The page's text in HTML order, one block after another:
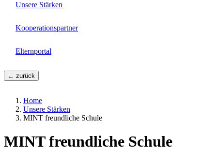
Unsere Stärken
Kooperationspartner
Elternportal
← zurück
Home
Unsere Stärken
MINT freundliche Schule
MINT freundliche Schule